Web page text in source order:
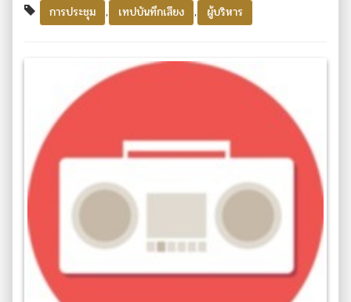
การประชุม
, เทปบันทึกเสียง , ผู้บริหาร